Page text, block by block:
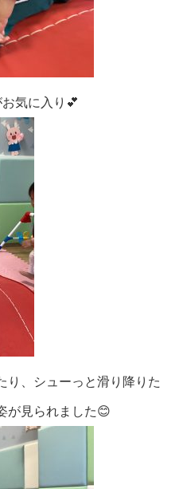
気に入り💕
り、シューっと滑り降りた
が見られました😊